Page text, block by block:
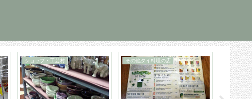
ショップ・工芸村 その他タイ料理の店 住まい探し